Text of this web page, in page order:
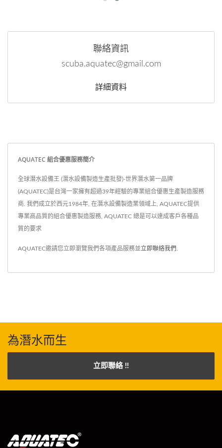
聯絡資訊
scuba.aquatec@gmail.com
詳細資料
AQUATEC 組合優惠服務簡介
全球潛水設備王 (潛水設備製造生產批發)-世界潛水第一品牌
(AQUATEC)是台灣一家擁有超過39年經驗的專業組合優惠生產製造服務
商. 我們成立於西元1984年, 在潛水設備製造業領域上, AQUATEC提供
專業高品質的組合優惠製造服務, AQUATEC 總是可以達成客戶各種品
質的要求
AQUATEC邀請您立即瀏覽我們各項產品服務並立即聯絡我們
為潛水而生
立即聯絡 !!